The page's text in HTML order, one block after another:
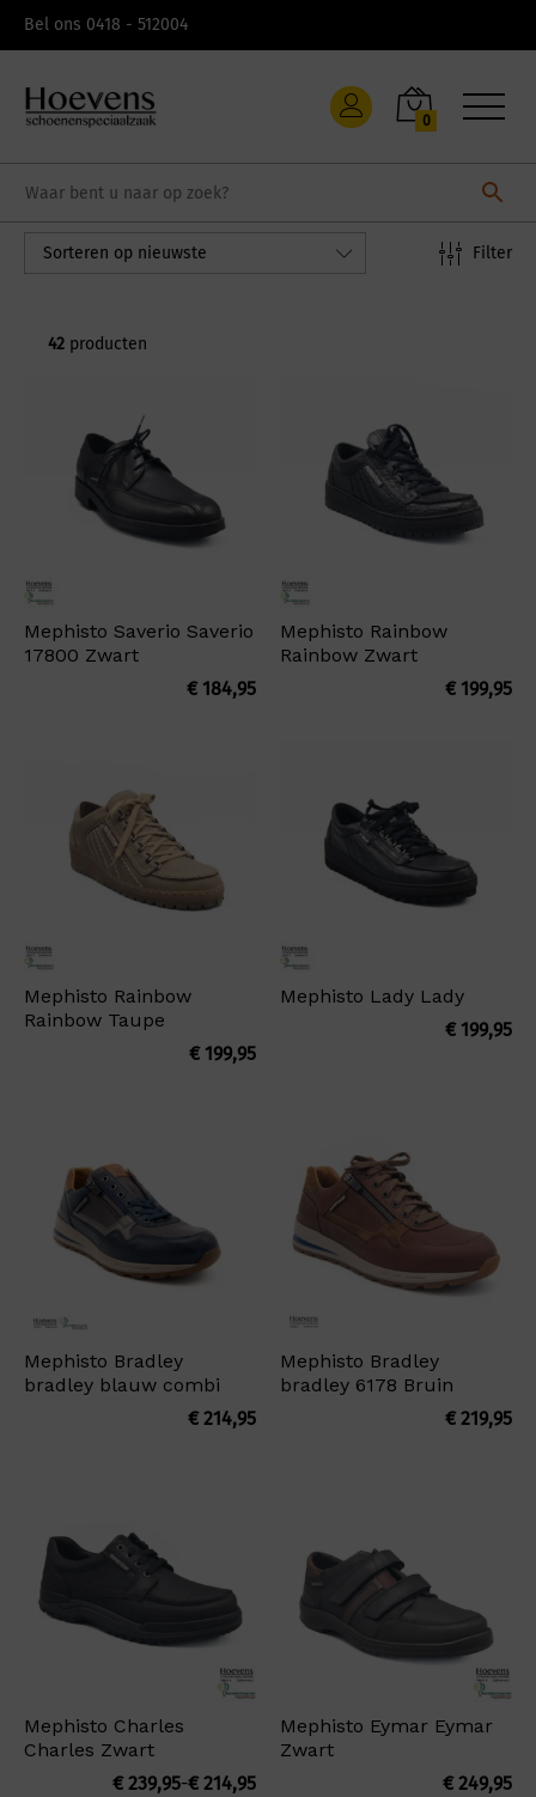
Bel ons 0418 - 512004
0
Filter
Sorteren op nieuwste
42 producten
Mephisto Saverio Saverio
17800 Zwart
€184,95
Mephisto Rainbow
Rainbow Zwart
€199,95
Mephisto Rainbow
Rainbow Taupe
€199,95
Mephisto Lady Lady
€199,95
Mephisto Bradley
bradley blauw combi
€214,95
Mephisto Bradley
bradley 6178 Bruin
€219,95
Mephisto Charles
Charles Zwart
€214,95
-
€239,95
Prijsklasse:
Mephisto Eymar Eymar
Zwart
€249,95